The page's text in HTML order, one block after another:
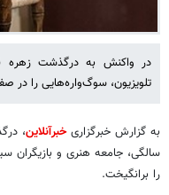
در واکنش به درگذشت زهره
تلویزیون، سوگ‌واره‌هایی را در
به گزارش خبرگزاریخبرآنلاین
سالگی، جامعه هنری و بازیگران
را برانگیخت.